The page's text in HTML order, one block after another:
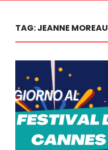
TAG:JEANNE MOREAU